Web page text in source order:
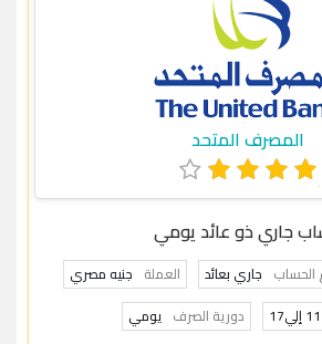
المصرف المتحد
جاري ذو عائد يومي
الحساب جاري بعائد العملة جنيه مصري
11 إلي17 دورية الصرف يومي